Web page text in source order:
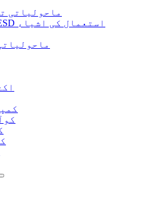
ماحولیاتی
کلین روم اور ESD استعمال کی اشیاء